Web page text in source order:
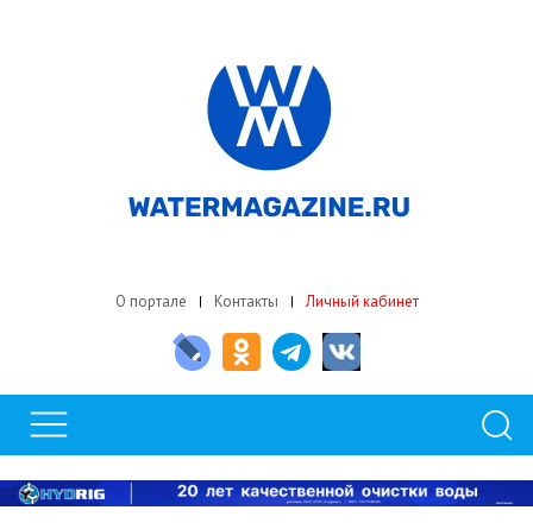
О портале Контакты Личный кабинет